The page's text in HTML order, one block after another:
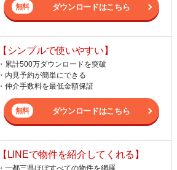
ダウンロードはこちら
【シンプルで使いやすい】
・累計500万ダウンロードを突破
・内見予約が簡単にできる
・仲介手数料を最低金額保証
ダウンロードはこちら
【LINEで物件を紹介してくれる】
・一都三県ほぼすべての物件を網羅